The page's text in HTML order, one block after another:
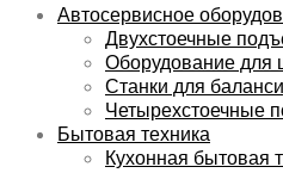
Автосервисное
Двухстоечные
Оборудование для
Станки для
Четырехстоечные
Бытовая техника
Кухонная бытовая